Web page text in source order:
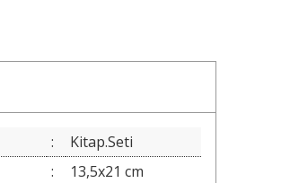
:
Kitap.Seti
:
13,5x21 cm